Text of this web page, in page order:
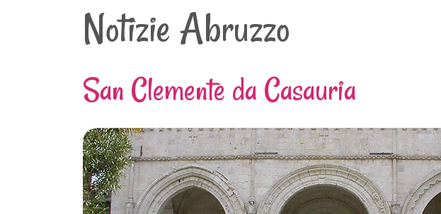
Notizie Abruzzo
San Clemente da Casauria